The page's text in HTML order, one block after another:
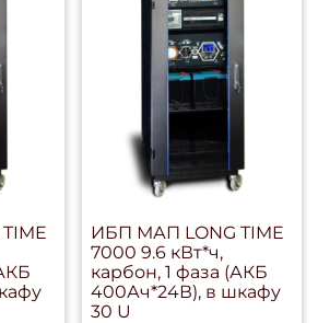
ИБП МАП LONG TIME
7000 9.6 кВт*ч,
карбон, 1 фаза (АКБ
400Ач*24В), в шкафу
30 U